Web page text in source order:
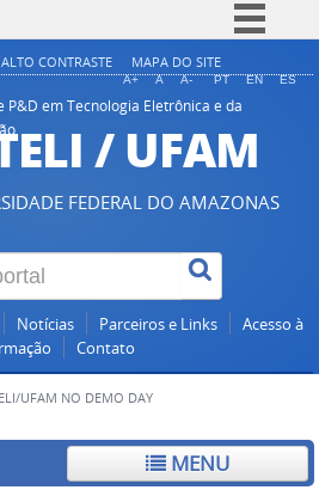
Simplifique!
Comunica BR
Participe
Acesso à informação
Legislação
Canais
ALTO CONTRASTE MAPA DO SITE
A+ A A- PT EN ES
P&D em Tecnologia Eletrônica e da
/ UFAM
FEDERAL DO AMAZONAS
Notícias Parceiros e Links
Acesso à
Contato
UFAM NO DEMO DAY
MENU